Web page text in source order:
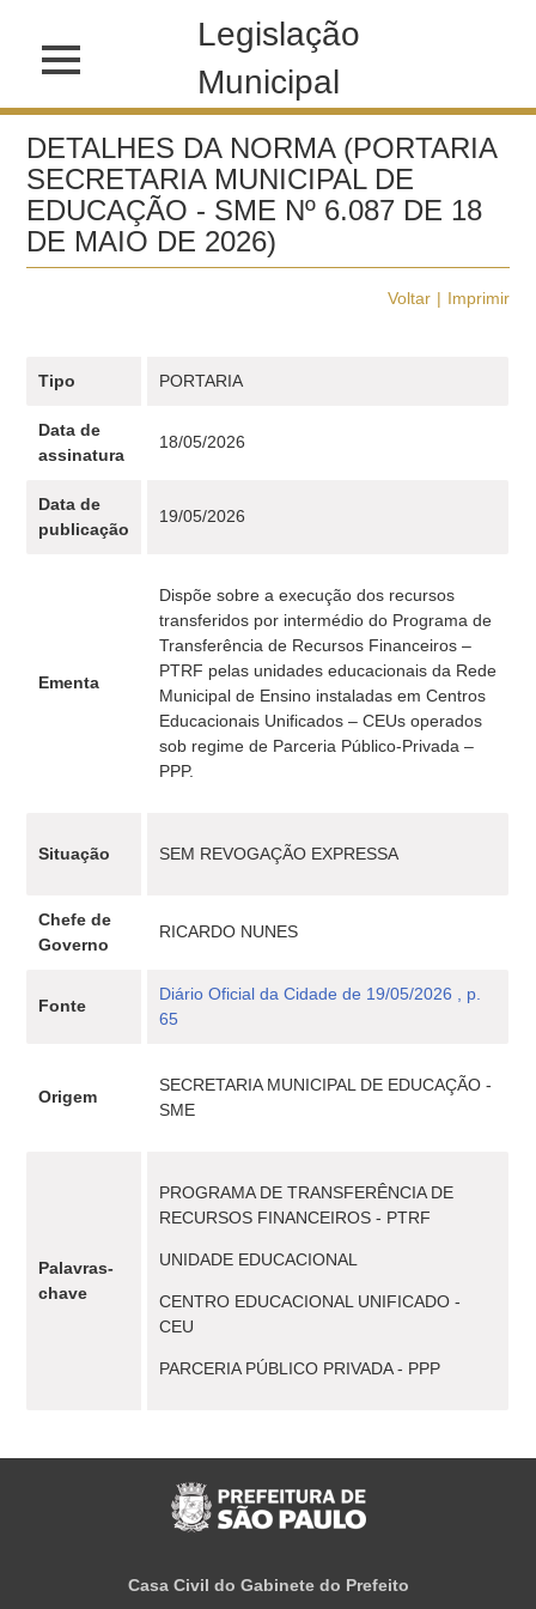
Legislação
Municipal
DETALHES DA NORMA (PORTARIA
SECRETARIA MUNICIPAL DE
EDUCAÇÃO - SME Nº 6.087 DE 18
DE MAIO DE 2026)
Voltar Imprimir
Tipo PORTARIA
Data de
assinatura
18/05/2026
Data de
publicação
19/05/2026
Ementa
Dispõe sobre a execução dos recursos
transferidos por intermédio do Programa de
Transferência de Recursos Financeiros –
PTRF pelas unidades educacionais da Rede
Municipal de Ensino instaladas em Centros
Educacionais Unificados – CEUs operados
sob regime de Parceria Público-Privada –
PPP.
Situação SEM REVOGAÇÃO EXPRESSA
Chefe de
Governo
RICARDO NUNES
Fonte
Diário Oficial da Cidade de 19/05/2026 , p.
65
Origem
SECRETARIA MUNICIPAL DE EDUCAÇÃO -
SME
Palavras-
chave
PROGRAMA DE TRANSFERÊNCIA DE
RECURSOS FINANCEIROS - PTRF
UNIDADE EDUCACIONAL
CENTRO EDUCACIONAL UNIFICADO -
CEU
PARCERIA PÚBLICO PRIVADA - PPP
Casa Civil do Gabinete do Prefeito